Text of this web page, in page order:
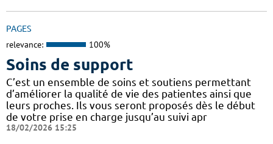
PAGES
relevance: 100%
Soins de support
C’est un ensemble de soins et soutiens permettant
d’améliorer la qualité de vie des patientes ainsi que
leurs proches. Ils vous seront proposés dès le début
de votre prise en charge jusqu’au suivi apr
18/02/2026 15:25